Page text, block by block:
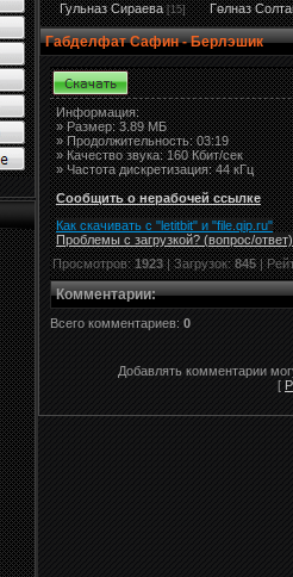
Гульназ Сираева [15] Гөлназ
Габделфат Сафин - Берлэшик
Информация:
»Размер:3.89 МБ
» Продолжительность: 03:19
» Качество звука: 160 Кбит/сек
» Частота дискретизация: 44 кГц
Сообщить о нерабочей ссылке
Как скачивать с "letitbit" и "file.qip.ru"
Проблемы с загрузкой? (вопрос/ответ)
Просмотров:1923| Загрузок:845|
Комментарии:
Всего комментариев: 0
Добавлять комментарии
[